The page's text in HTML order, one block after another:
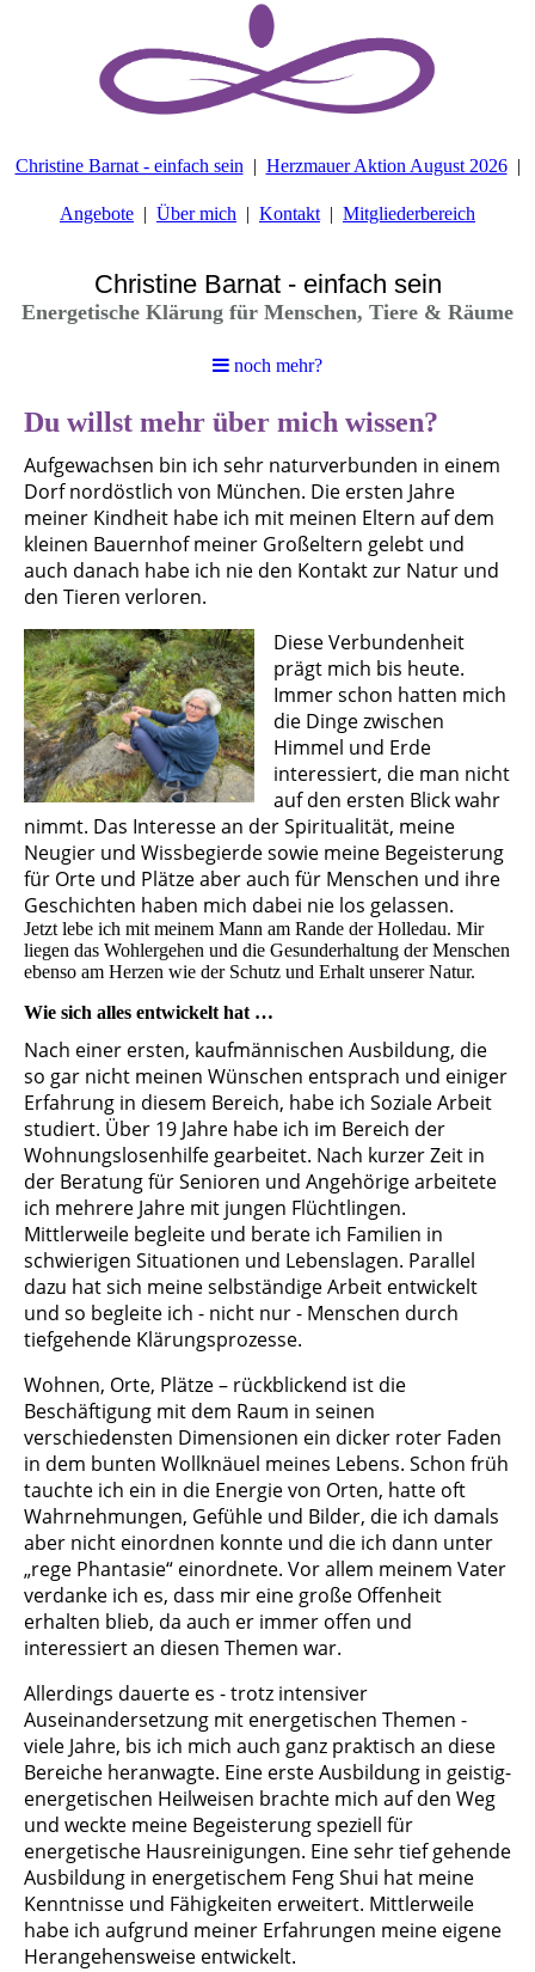
Christine Barnat - einfach sein Herzmauer Aktion August 2026
Angebote Über mich Kontakt Mitgliederbereich
Christine Barnat - einfach sein
Energetische Klärung für Menschen, Tiere & Räume
noch mehr?
Du willst mehr über mich wissen?
Aufgewachsen bin ich sehr naturverbunden in einem
Dorf nordöstlich von München. Die ersten Jahre
meiner Kindheit habe ich mit meinen Eltern auf dem
kleinen Bauernhof meiner Großeltern gelebt und
auch danach habe ich nie den Kontakt zur Natur und
den Tieren verloren.
Diese Verbundenheit
prägt mich bis heute.
Immer schon hatten mich
die Dinge zwischen
Himmel und Erde
interessiert, die man nicht
auf den ersten Blick wahr
nimmt. Das Interesse an der Spiritualität, meine
Neugier und Wissbegierde sowie meine Begeisterung
für Orte und Plätze aber auch für Menschen und ihre
Geschichten haben mich dabei nie los gelassen.
Jetzt lebe ich mit meinem Mann am Rande der Holledau. Mir
liegen das Wohlergehen und die Gesunderhaltung der Menschen
ebenso am Herzen wie der Schutz und Erhalt unserer Natur.
Wie sich alles entwickelt hat …
Nach einer ersten, kaufmännischen Ausbildung, die
so gar nicht meinen Wünschen entsprach und einiger
Erfahrung in diesem Bereich, habe ich Soziale Arbeit
studiert. Über 19 Jahre habe ich im Bereich der
Wohnungslosenhilfe gearbeitet. Nach kurzer Zeit in
der Beratung für Senioren und Angehörige arbeitete
ich mehrere Jahre mit jungen Flüchtlingen.
Mittlerweile begleite und berate ich Familien in
schwierigen Situationen und Lebenslagen. Parallel
dazu hat sich meine selbständige Arbeit entwickelt
und so begleite ich - nicht nur - Menschen durch
tiefgehende Klärungsprozesse.
Wohnen, Orte, Plätze – rückblickend ist die
Beschäftigung mit dem Raum in seinen
verschiedensten Dimensionen ein dicker roter Faden
in dem bunten Wollknäuel meines Lebens. Schon früh
tauchte ich ein in die Energie von Orten, hatte oft
Wahrnehmungen, Gefühle und Bilder, die ich damals
aber nicht einordnen konnte und die ich dann unter
„rege Phantasie“ einordnete. Vor allem meinem Vater
verdanke ich es, dass mir eine große Offenheit
erhalten blieb, da auch er immer offen und
interessiert an diesen Themen war.
Allerdings dauerte es - trotz intensiver
Auseinandersetzung mit energetischen Themen -
viele Jahre, bis ich mich auch ganz praktisch an diese
Bereiche heranwagte. Eine erste Ausbildung in geistig-
energetischen Heilweisen brachte mich auf den Weg
und weckte meine Begeisterung speziell für
energetische Hausreinigungen. Eine sehr tief gehende
Ausbildung in energetischem Feng Shui hat meine
Kenntnisse und Fähigkeiten erweitert. Mittlerweile
habe ich aufgrund meiner Erfahrungen meine eigene
Herangehensweise entwickelt.